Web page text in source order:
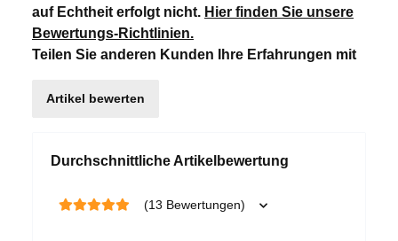
Durchschnittliche Artikelbewertung
(13 Bewertungen)
auf Echtheit erfolgt nicht. Hier finden Sie unsere
Bewertungs-Richtlinien.
Teilen Sie anderen Kunden Ihre Erfahrungen mit
Artikel bewerten